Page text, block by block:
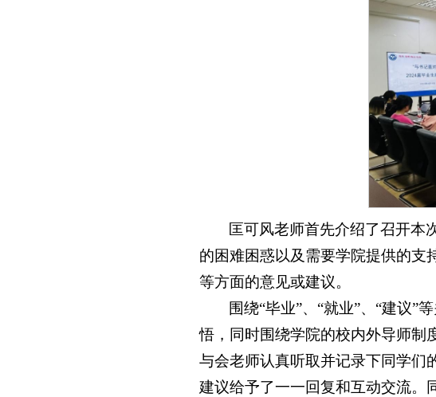
匡可风老师首先介绍了召开本
的困难困惑以及需要学院提供的支
等方面的意见或建议。
围绕“毕业”、“就业”、“建议”
悟，同时围绕学院的校内外导师制
与会老师认真听取并记录下同学们
建议给予了一一回复和互动交流。